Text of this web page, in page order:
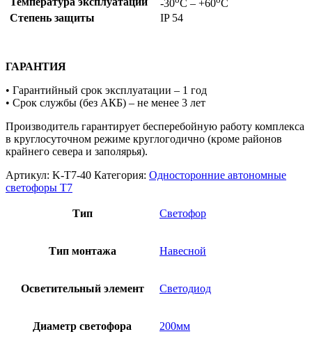
-30 С – +60 С
Степень защиты
IP 54
ГАРАНТИЯ
• Гарантийный срок эксплуатации – 1 год
• Срок службы (без АКБ) – не менее 3 лет
Производитель гарантирует бесперебойную работу комплекса
в круглосуточном режиме круглогодично (кроме районов
крайнего севера и заполярья).
Артикул: K-T7-40 Категория: Односторонние автономные
светофоры Т7
Тип Светофор
Тип монтажа Навесной
Осветительный элемент Светодиод
Диаметр светофора 200мм